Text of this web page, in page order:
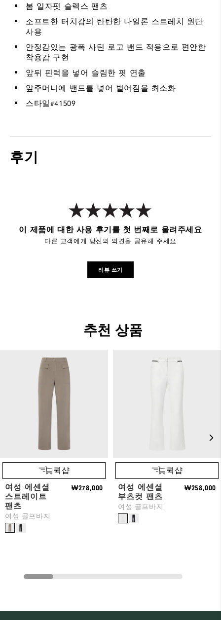
봄 일자핏 슬렉스 팬츠
소프트한 터치감의 탄탄한 나일론 스트레치 원단
사용
안정감있는 광폭 사틴 로고 밴드 적용으로 편안한
착용감 구현
앞뒤 핀턱을 넣어 슬림한 핏 연출
앞주머니에 밴드를 넣어 벌어짐을 최소화
스타일#41509
후기
이 제품에 대한 사용 후기를 첫 번째로 올려주세요
다른 고객에게 당신의 의견을 공유해 주세요
리뷰 쓰기
추천 상품
퀵샵
여성 에센셜
스트레이트
팬츠
여성 골프바지
₩278,000
퀵샵
여성 에센셜
부츠컷 팬츠
여성 골프바지
₩258,000